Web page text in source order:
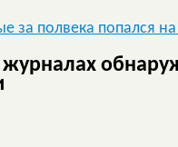
за полвека попался